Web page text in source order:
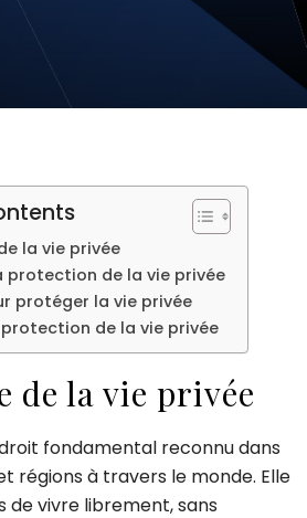
la vie privée
protection de la vie privée
protéger la vie privée
de la vie privée
de la vie privée
fondamental reconnu dans
régions à travers le monde. Elle
de vivre librement, sans